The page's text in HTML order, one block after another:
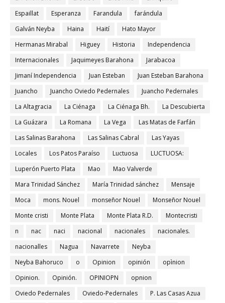
Espaillat
Esperanza Farandula
farándula
Galván Neyba
Haina Haití
Hato Mayor
Hermanas Mirabal
Higuey Historia
Independencia
Internacionales
Jaquimeyes Barahona
Jarabacoa
Jimaní Independencia
Juan Esteban
Juan Esteban Barahona
Juancho
Juancho Oviedo Pedernales
Juancho Pedernales
La Altagracia
La Ciénaga La Ciénaga Bh.
La Descubierta
La Guázara
La Romana La Vega
Las Matas de Farfán
Las Salinas Barahona
Las Salinas Cabral
Las Yayas
Locales
Los Patos Paraíso Luctuosa
LUCTUOSA:
Luperón Puerto Plata
Mao
Mao Valverde
Mara Trinidad Sánchez
María Trinidad sánchez
Mensaje
Moca
mons. Nouel monseñor Nouel
Monseñor Nouel
Monte cristi
Monte Plata Monte Plata R.D.
Montecristi
n
nac naci nacional nacionales
nacionales.
nacionalles
Nagua Navarrete
Neyba
Neyba Bahoruco
o Opinion opinión
opìnion
Opinion.
Opinión. OPINIOPN
opnion
Oviedo Pedernales
Oviedo-Pedernales
P. Las Casas Azua